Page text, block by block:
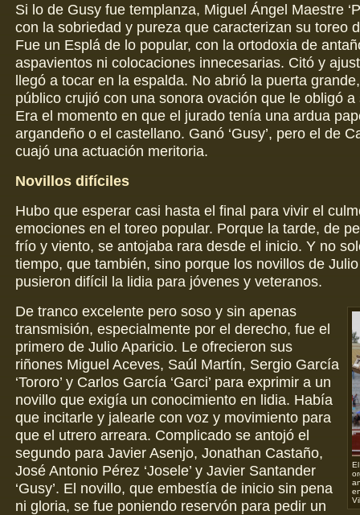
Si lo de Gusy fue templanza, Miguel Ángel Maestre
con la sobriedad y pureza que caracterizan su toreo
Fue un Esplá de lo popular, con la ortodoxia de
aspavientos ni colocaciones innecesarias. Citó y
llegó a tocar en la espalda. No abrió la puerta
público crujió con una sonora ovación que le obligó a
Era el momento en que el jurado tenía una ardua
argandeño o el castellano. Ganó ‘Gusy’, pero el de
cuajó una actuación meritoria.
Novillos difíciles
Hubo que esperar casi hasta el final para vivir el
emociones en el toreo popular. Porque la tarde, de
frío y viento, se antojaba rara desde el inicio. Y no
tiempo, que también, sino porque los novillos de
pusieron difícil la lidia para jóvenes y veteranos.
De tranco excelente pero soso y sin apenas
transmisión, especialmente por el derecho, fue el
primero de Julio Aparicio. Le ofrecieron sus
riñones Miguel Aceves, Saúl Martín, Sergio García
‘Tororo’ y Carlos García ‘Garci’ para exprimir a un
novillo que exigía un conocimiento en lidia. Había
que incitarle y jalearle con voz y movimiento para
que el utrero arreara. Complicado se antojó el
segundo para Javier Asenjo, Jonathan Castaño,
José Antonio Pérez ‘Josele’ y Javier Santander
‘Gusy’. El novillo, que embestía de inicio sin pena
ni gloria, se fue poniendo reservón para pedir un